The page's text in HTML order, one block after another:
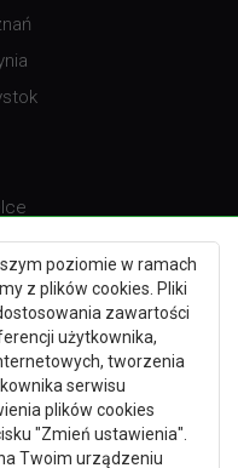
poziomie w ramach
z plików cookies. Pliki
zawartości
użytkownika,
tworzenia
serwisu
plików cookies
"Zmień ustawienia".
Twoim urządzeniu